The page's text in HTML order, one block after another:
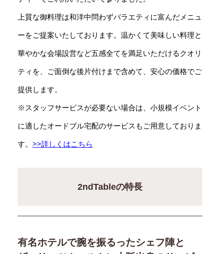
上質な御料理は和洋中問わずバラエティに富んだメニュ
ーをご提案いたしております。温かくて美味しい料理と
華やかな会場設営など五感全てを満足いただけるクオリ
ティを、ご面倒な後片付けまで含めて、安心の価格でご
提供します。
※スタッフサービスが必要ない場合は、小規模イベント
に適したオードブル宅配のサービスもご用意しておりま
す。 >>詳しくはこちら
2ndTableの特長
有名ホテルで腕を振るったシェフ陣と